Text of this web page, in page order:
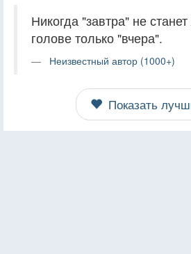
Никогда "завтра" не
голове только "вчера".
Неизвестный автор (1000+)
Показать